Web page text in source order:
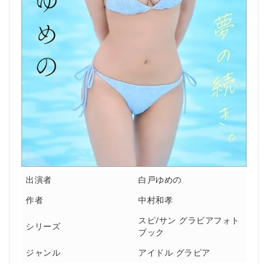
出演者
白戸ゆめの
作者
中村和孝
シリーズ
スピ/サン グラビアフォト
ブック
ジャンル
アイドル グラビア